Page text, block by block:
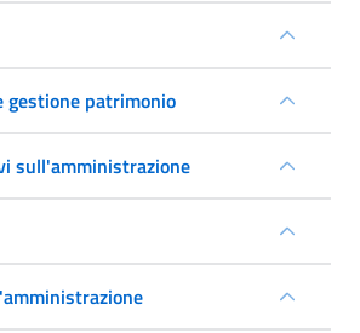
gestione patrimonio
sull'amministrazione